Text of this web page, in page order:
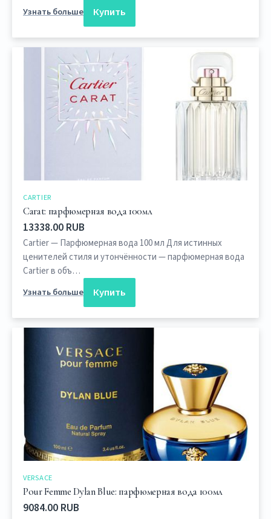
Узнать больше
Купить
CARTIER
Carat: парфюмерная вода 100мл
13338.00 RUB
Cartier — Парфюмерная вода 100 мл Для истинных
ценителей стиля и утончённости — парфюмерная вода
Cartier в объ…
Узнать больше
Купить
VERSACE
Pour Femme Dylan Blue: парфюмерная вода 100мл
9084.00 RUB